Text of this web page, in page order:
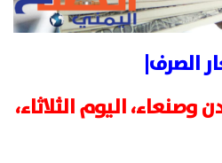
الصرف|
اليوم الثلاثاء،